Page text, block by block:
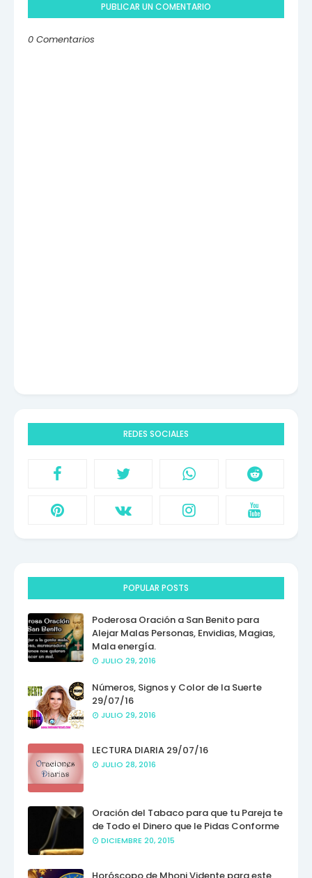
PUBLICAR UN COMENTARIO
0 Comentarios
REDES SOCIALES
POPULAR POSTS
Poderosa Oración a San Benito para
Alejar Malas Personas, Envidias, Magias,
Mala energía.
JULIO 29, 2016
Números, Signos y Color de la Suerte
29/07/16
JULIO 29, 2016
LECTURA DIARIA 29/07/16
JULIO 28, 2016
Oración del Tabaco para que tu Pareja te
de Todo el Dinero que le Pidas Conforme
DICIEMBRE 20, 2015